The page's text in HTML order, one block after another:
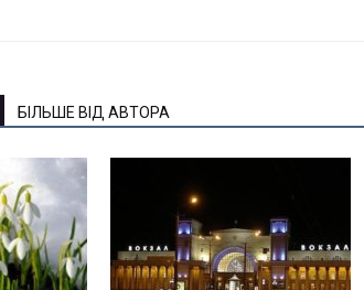
БІЛЬШЕ ВІД АВТОРА